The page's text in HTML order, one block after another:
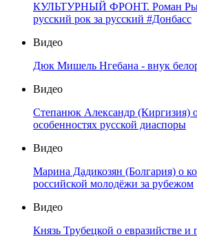
КУЛЬТУРНЫЙ ФРОНТ. Роман
русский рок за русский #Донбасс
Видео
Дюк Мишель Нгебана - внук
Видео
Степанюк Александр (Киргизия)
особенностях русской диаспоры
Видео
Марина Дадикозян (Болгария) о
российской молодёжи за рубежом
Видео
Князь Трубецкой о евразийстве и